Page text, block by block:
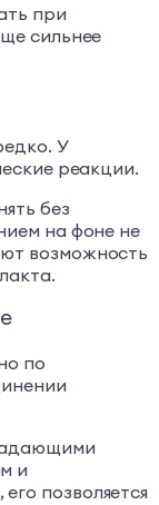
при
сильнее
У
реакции.
без
на фоне не
возможность
по
и
позволяется